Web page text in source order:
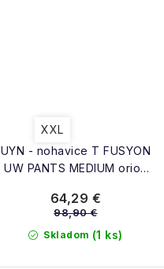
UYN - nohavice T FUSYON
UW PANTS MEDIUM orion
XXL
Skladom (1 ks)
64,29 €
98,90 €